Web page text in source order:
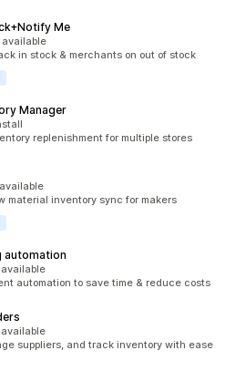
Me
56
available
in stock & merchants on out of stock
Manager
114
replenishment for multiple stores
19
material inventory sync for makers
automation
197
automation to save time & reduce costs
46
suppliers, and track inventory with ease